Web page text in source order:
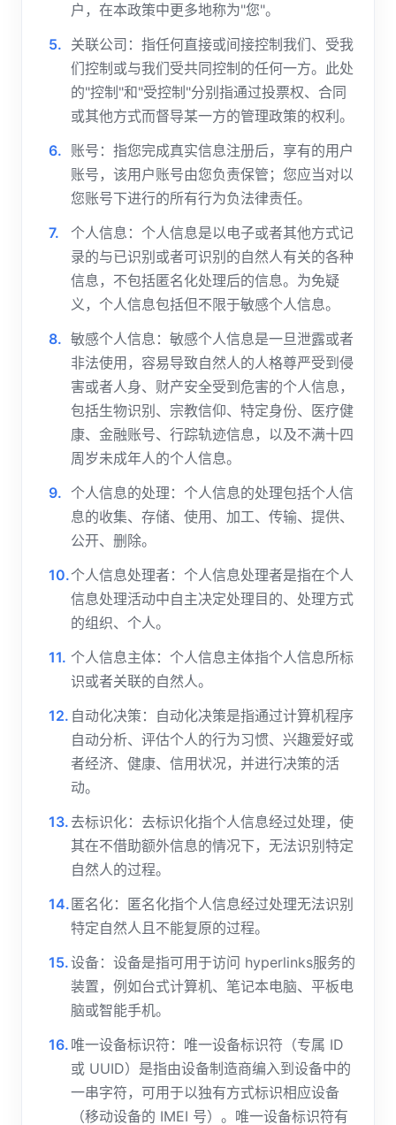
户，在本政策中更多地称为"您"。
关联公司：指任何直接或间接控制我们、受我
们控制或与我们受共同控制的任何一方。此处
的"控制"和"受控制"分别指通过投票权、合同
或其他方式而督导某一方的管理政策的权利。
账号：指您完成真实信息注册后，享有的用户
账号，该用户账号由您负责保管；您应当对以
您账号下进行的所有行为负法律责任。
个人信息：个人信息是以电子或者其他方式记
录的与已识别或者可识别的自然人有关的各种
信息，不包括匿名化处理后的信息。为免疑
义，个人信息包括但不限于敏感个人信息。
敏感个人信息：敏感个人信息是一旦泄露或者
非法使用，容易导致自然人的人格尊严受到侵
害或者人身、财产安全受到危害的个人信息，
包括生物识别、宗教信仰、特定身份、医疗健
康、金融账号、行踪轨迹信息，以及不满十四
周岁未成年人的个人信息。
个人信息的处理：个人信息的处理包括个人信
息的收集、存储、使用、加工、传输、提供、
公开、删除。
个人信息处理者：个人信息处理者是指在个人
信息处理活动中自主决定处理目的、处理方式
的组织、个人。
个人信息主体：个人信息主体指个人信息所标
识或者关联的自然人。
自动化决策：自动化决策是指通过计算机程序
自动分析、评估个人的行为习惯、兴趣爱好或
者经济、健康、信用状况，并进行决策的活
动。
去标识化：去标识化指个人信息经过处理，使
其在不借助额外信息的情况下，无法识别特定
自然人的过程。
匿名化：匿名化指个人信息经过处理无法识别
特定自然人且不能复原的过程。
设备：设备是指可用于访问 hyperlinks服务的
装置，例如台式计算机、笔记本电脑、平板电
脑或智能手机。
唯一设备标识符：唯一设备标识符（专属 ID
或 UUID）是指由设备制造商编入到设备中的
一串字符，可用于以独有方式标识相应设备
（移动设备的 IMEI 号）。唯一设备标识符有